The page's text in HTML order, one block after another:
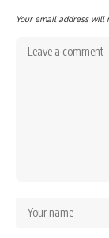
Your email address will